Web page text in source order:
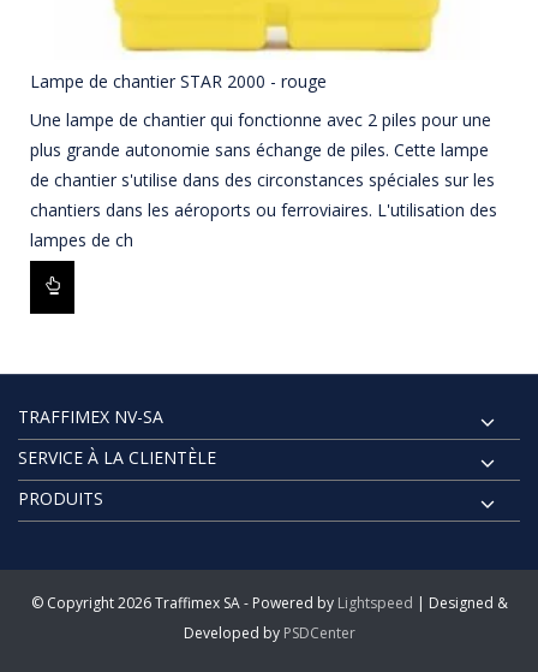
Lampe de chantier STAR 2000 - rouge
Une lampe de chantier qui fonctionne avec 2 piles pour une
plus grande autonomie sans échange de piles. Cette lampe
de chantier s'utilise dans des circonstances spéciales sur les
chantiers dans les aéroports ou ferroviaires. L'utilisation des
lampes de ch
TRAFFIMEX NV-SA
SERVICE À LA CLIENTÈLE
PRODUITS
© Copyright 2026 Traffimex SA - Powered by Lightspeed | Designed &
Developed by PSDCenter